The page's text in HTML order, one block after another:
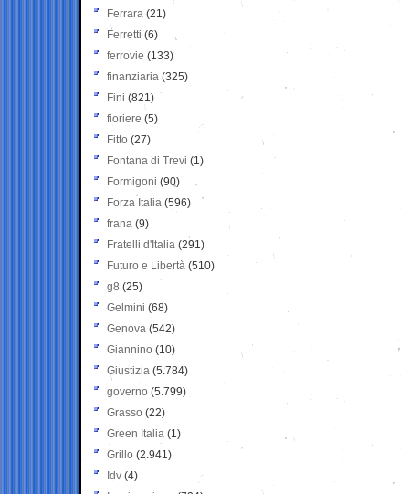
Ferrara (21)
Ferretti (6)
ferrovie (133)
finanziaria (325)
Fini (821)
fioriere (5)
Fitto (27)
Fontana di Trevi (1)
Formigoni (90)
Forza Italia (596)
frana (9)
Fratelli d'Italia (291)
Futuro e Libertà (510)
g8 (25)
Gelmini (68)
Genova (542)
Giannino (10)
Giustizia (5.784)
governo (5.799)
Grasso (22)
Green Italia (1)
Grillo (2.941)
Idv (4)